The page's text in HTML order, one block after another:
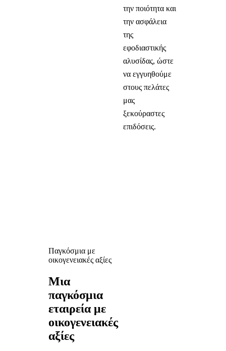
την ποιότητα και
την ασφάλεια
της
εφοδιαστικής
αλυσίδας, ώστε
να εγγυηθούμε
στους πελάτες
μας
ξεκούραστες
επιδόσεις.
Παγκόσμια με
οικογενειακές αξίες
Μια
παγκόσμια
εταιρεία με
οικογενειακές
αξίες